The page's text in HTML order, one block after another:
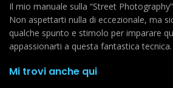
Il mio manuale sulla “Street
Non aspettarti nulla di eccezionale, ma
qualche spunto e stimolo per imparare
appassionarti a questa fantastica tecnica.
Mi trovi anche qui